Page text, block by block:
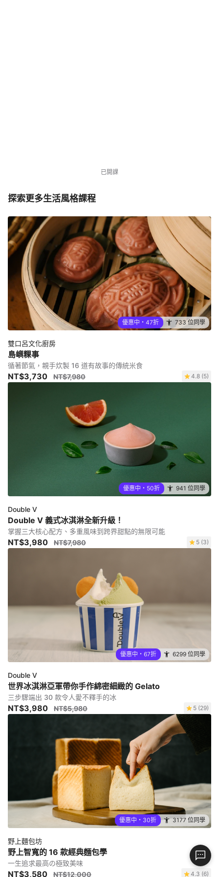
已開課
探索更多生活風格課程
優惠中・47折 733 位同學
雙口呂文化廚房
島嶼粿事
循著節氣，親手炊製 16 道有故事的傳統米食
NT$3,730 NT$7,980 4.8 (5)
優惠中・50折 941 位同學
Double V
Double V 義式冰淇淋全新升級！
掌握三大核心配方、多重風味到跨界甜點的無限可能
NT$3,980 NT$7,980 5 (3)
優惠中・67折 6299 位同學
Double V
世界冰淇淋亞軍帶你手作綿密細緻的 Gelato
三步驟端出 30 款令人愛不釋手的冰
NT$3,980 NT$5,980 5 (29)
優惠中・30折 3177 位同學
野上麵包坊
野上智寬的 16 款經典麵包學
一生追求最高の極致美味
NT$3,580 NT$12,000 4.3 (6)